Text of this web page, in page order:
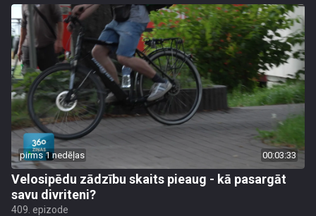
pirms 1 nedēļas 00:03:33
Velosipēdu zādzību skaits pieaug - kā pasargāt
savu divriteni?
409. epizode